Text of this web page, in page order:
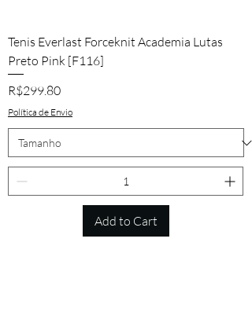
Tenis Everlast Forceknit Academia Lutas
Preto Pink [F116]
Price
R$299.80
Política de Envio
Add to Cart